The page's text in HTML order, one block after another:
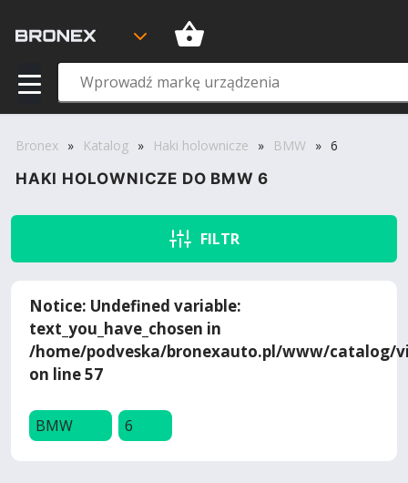
Bronex » Katalog » Haki holownicze » BMW » 6
HAKI HOLOWNICZE DO BMW 6
FILTR
Notice: Undefined variable:
text_you_have_chosen in
/home/podveska/bronexauto.pl/www/catalog/
on line57
BMW 6